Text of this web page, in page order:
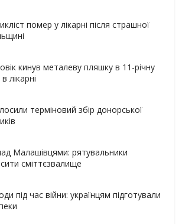
помер у лікарні після страшної
кинув металеву пляшку в 11-річну
лікарні
терміновий збір донорської
Малашівцями: рятувальники
сміттєзвалище
під час війни: українцям підготували